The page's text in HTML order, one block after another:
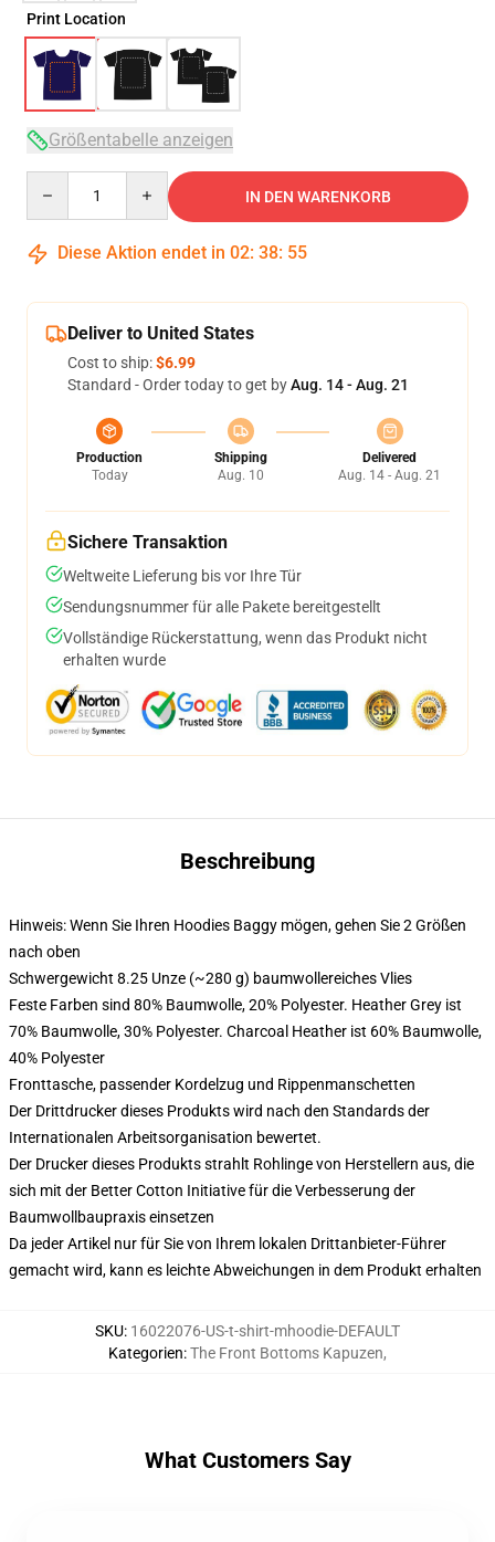
Print Location
Größentabelle anzeigen
IN DEN WARENKORB
Diese Aktion endet in 02: 38: 54
Deliver to United States
Cost to ship:$6.99
Standard - Order today to get byAug. 14 - Aug. 21
Production
Today
Shipping
Aug. 10
Delivered
Aug. 14 - Aug. 21
Sichere Transaktion
Weltweite Lieferung bis vor Ihre Tür
Sendungsnummer für alle Pakete bereitgestellt
Vollständige Rückerstattung, wenn das Produkt nicht
erhalten wurde
Beschreibung
Hinweis: Wenn Sie Ihren Hoodies Baggy mögen, gehen Sie 2 Größen
nach oben
Schwergewicht 8.25 Unze (~280 g) baumwollereiches Vlies
Feste Farben sind 80% Baumwolle, 20% Polyester. Heather Grey ist
70% Baumwolle, 30% Polyester. Charcoal Heather ist 60% Baumwolle,
40% Polyester
Fronttasche, passender Kordelzug und Rippenmanschetten
Der Drittdrucker dieses Produkts wird nach den Standards der
Internationalen Arbeitsorganisation bewertet.
Der Drucker dieses Produkts strahlt Rohlinge von Herstellern aus, die
sich mit der Better Cotton Initiative für die Verbesserung der
Baumwollbaupraxis einsetzen
Da jeder Artikel nur für Sie von Ihrem lokalen Drittanbieter-Führer
gemacht wird, kann es leichte Abweichungen in dem Produkt erhalten
SKU: 16022076-US-t-shirt-mhoodie-DEFAULT
Kategorien:The Front Bottoms Kapuzen,
What Customers Say